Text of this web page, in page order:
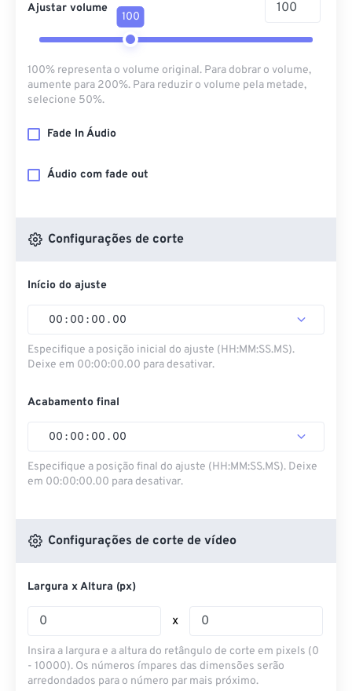
Ajustar volume
100
100% representa o volume original. Para dobrar o volume,
aumente para 200%. Para reduzir o volume pela metade,
selecione 50%.
Fade In Áudio
Áudio com fade out
Configurações de corte
Início do ajuste
00 : 00 : 00 . 00
Especifique a posição inicial do ajuste (HH:MM:SS.MS).
Deixe em 00:00:00.00 para desativar.
Acabamento final
00 : 00 : 00 . 00
Especifique a posição final do ajuste (HH:MM:SS.MS). Deixe
em 00:00:00.00 para desativar.
Configurações de corte de vídeo
Largura x Altura (px)
x
Insira a largura e a altura do retângulo de corte em pixels (0
- 10000). Os números ímpares das dimensões serão
arredondados para o número par mais próximo.